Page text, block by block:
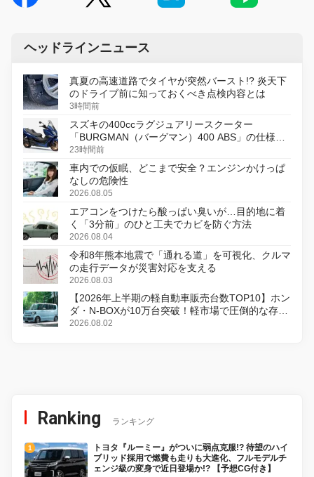
ヘッドラインニュース
真夏の高速道路でタイヤが突然バースト!? 炎天下
のドライブ前に知っておくべき点検内容とは
3時間前
スズキの400ccラグジュアリースクーター
「BURGMAN（バーグマン）400 ABS」の仕様を
変更し、8月18日に発売
23時間前
車内での仮眠、どこまで安全？エンジンかけっぱ
なしの危険性
2026.08.05
エアコンをつけたら酸っぱい臭いが…目的地に着
く「3分前」のひと工夫でカビを防ぐ方法
2026.08.04
令和8年熊本地震で「通れる道」を可視化、クルマ
の走行データが災害対応を支える
2026.08.03
【2026年上半期の軽自動車販売台数TOP10】ホン
ダ・N-BOXが10万台突破！軽市場で圧倒的な存在
感
2026.08.02
Ranking ランキング
トヨタ『ルーミー』がついに弱点克服!? 待望のハイ
ブリッド採用で燃費も走りも大進化、フルモデルチ
ェンジ級の変身で近日登場か!? 【予想CG付き】